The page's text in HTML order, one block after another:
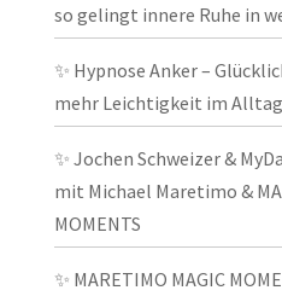
so gelingt innere Ruhe in
✨ Hypnose Anker –
mehr Leichtigkeit im Alltag
✨ Jochen Schweizer &
mit Michael Maretimo &
MOMENTS
✨ MARETIMO MAGIC